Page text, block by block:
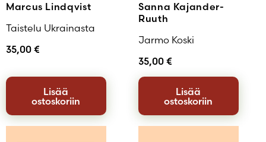
Marcus Lindqvist
Taistelu Ukrainasta
35,00 €
Lisää
ostoskoriin
Sanna Kajander-
Ruuth
Jarmo Koski
35,00 €
Lisää
ostoskoriin